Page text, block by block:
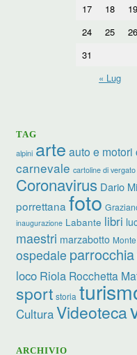
17
18 19
24
25 26
31
« Lug
TAG
alpini arte auto e motori
carnevale cartoline di vergato
Coronavirus Dario
porrettana foto
inaugurazione Labante libri
maestri marzabotto
ospedale parrocchia
loco Riola Rocchetta
sport storia
CulturaVideoteca
ARCHIVIO